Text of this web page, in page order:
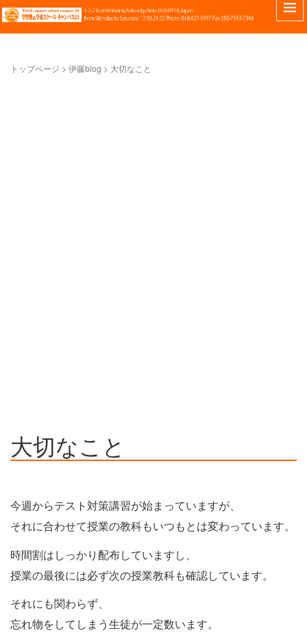
トップページ > 伊藤blog > 大切なこと
大切なこと
今週からテスト対策講習が始まっていますが、
それに合わせて授業の教科もいつもとは変わっています。
時間割はしっかり配布していますし、
授業の最後には必ず次の授業教科も確認しています。
それにも関わらず、
忘れ物をしてしまう生徒が一定数います。